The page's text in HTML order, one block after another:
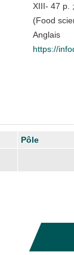
XIII- 47 p.
(Food
Anglais
https://
Pôle